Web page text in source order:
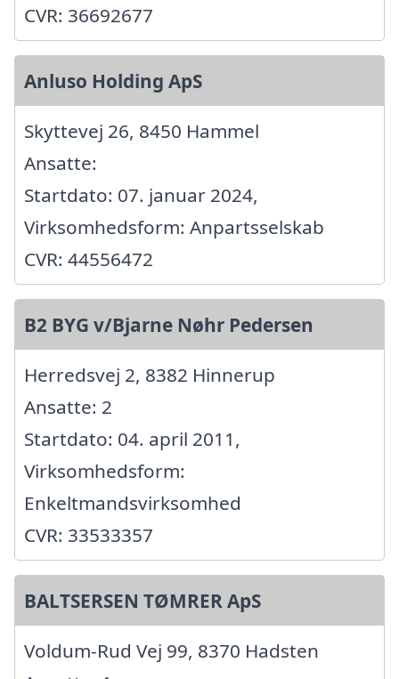
CVR: 36692677
Anluso Holding ApS
Skyttevej 26, 8450 Hammel
Ansatte:
Startdato: 07. januar 2024,
Virksomhedsform: Anpartsselskab
CVR: 44556472
B2 BYG v/Bjarne Nøhr Pedersen
Herredsvej 2, 8382 Hinnerup
Ansatte: 2
Startdato: 04. april 2011,
Virksomhedsform:
Enkeltmandsvirksomhed
CVR: 33533357
BALTSERSEN TØMRER ApS
Voldum-Rud Vej 99, 8370 Hadsten